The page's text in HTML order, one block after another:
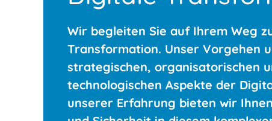
Wir begleiten Sie auf Ihrem Weg
Transformation. Unser Vorgehen
strategischen, organisatorischen
technologischen Aspekte der
unserer Erfahrung bieten wir